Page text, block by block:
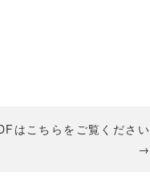
はこちらをご覧ください
→